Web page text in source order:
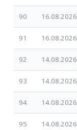
90 16.08.2026
91 16.08.2026
92 14.08.2026
93 14.08.2026
94 14.08.2026
95 14.08.2026